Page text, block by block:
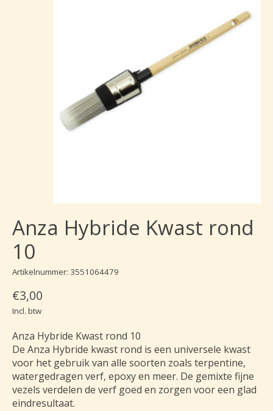
Anza Hybride Kwast rond
10
Artikelnummer: 3551064479
€3,00
Incl. btw
Anza Hybride Kwast rond 10
De Anza Hybride kwast rond is een universele kwast
voor het gebruik van alle soorten zoals terpentine,
watergedragen verf, epoxy en meer. De gemixte fijne
vezels verdelen de verf goed en zorgen voor een glad
eindresultaat.